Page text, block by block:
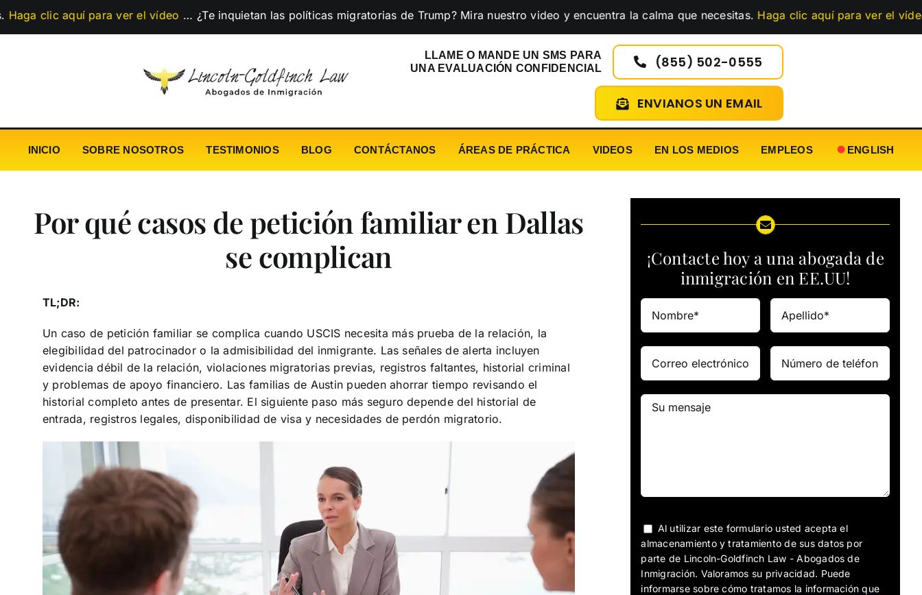
Skip
aquí para ver el vídeo… ¿Te inquietan las políticas migratorias de Trump? Mira nuestro video y encuentra la calma que necesitas.Haga clic aquí para ver el vídeo…
LLAME O MANDE UN SMS PARA
UNA EVALUACIÓN CONFIDENCIAL
(855) 502-0555
ENVIANOS UN EMAIL
INICIO SOBRE NOSOTROS TESTIMONIOS BLOG CONTÁCTANOS ÁREAS DE PRÁCTICA VIDEOS EN LOS MEDIOS EMPLEOS ENGLISH
Por qué casos de petición familiar en Dallas
se complican
TL;DR:
Un caso de petición familiar se complica cuando USCIS necesita más prueba de la relación, la
elegibilidad del patrocinador o la admisibilidad del inmigrante. Las señales de alerta incluyen
evidencia débil de la relación, violaciones migratorias previas, registros faltantes, historial criminal
y problemas de apoyo financiero. Las familias de Austin pueden ahorrar tiempo revisando el
historial completo antes de presentar. El siguiente paso más seguro depende del historial de
entrada, registros legales, disponibilidad de visa y necesidades de perdón migratorio.
¡Contacte hoy a una abogada de
inmigración en EE.UU!
Al utilizar este formulario usted acepta el
almacenamiento y tratamiento de sus datos por
parte de Lincoln-Goldfinch Law - Abogados de
Inmigración. Valoramos su privacidad. Puede
informarse sobre cómo tratamos la información que